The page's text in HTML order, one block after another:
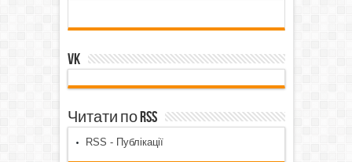
VK
Читати по RSS
RSS - Публікації